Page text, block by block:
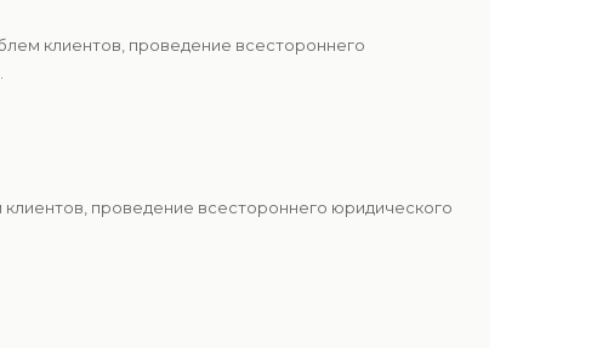
клиентов, проведение всестороннего
проведение всестороннего юридического